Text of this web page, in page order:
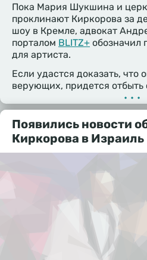
Пока Мария Шукшина и
проклинают Киркорова за
шоу в Кремле, адвокат
порталом BLITZ+ обозначил
для артиста.
Если удастся доказать, что
верующих, придется отбыть
•••
Появились новости
Киркорова в Израиль